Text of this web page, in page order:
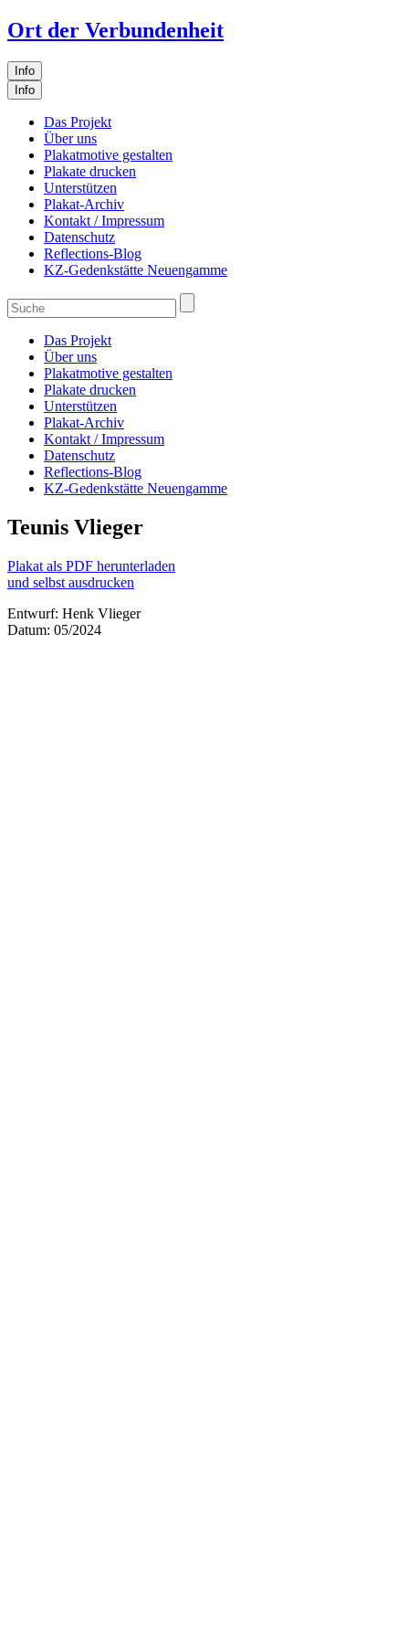
Ort der Verbundenheit
Info
Info
Das Projekt
Über uns
Plakatmotive gestalten
Plakate drucken
Unterstützen
Plakat-Archiv
Kontakt / Impressum
Datenschutz
Reflections-Blog
KZ-Gedenkstätte Neuengamme
Das Projekt
Über uns
Plakatmotive gestalten
Plakate drucken
Unterstützen
Plakat-Archiv
Kontakt / Impressum
Datenschutz
Reflections-Blog
KZ-Gedenkstätte Neuengamme
Teunis Vlieger
Plakat als PDF herunterladen
und selbst ausdrucken
Entwurf: Henk Vlieger
Datum: 05/2024